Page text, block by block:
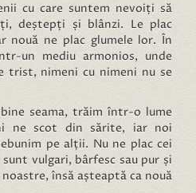
cu care suntem nevoiți să
deștepți și blânzi. Le plac
nouă ne plac glumele lor. În
un mediu armonios, unde
trist, nimeni cu nimeni nu se
seama, trăim într-o lume
ne scot din sărite, iar noi
pe alții. Nu ne plac cei
vulgari, bârfesc sau pur și
însă așteaptă ca nouă